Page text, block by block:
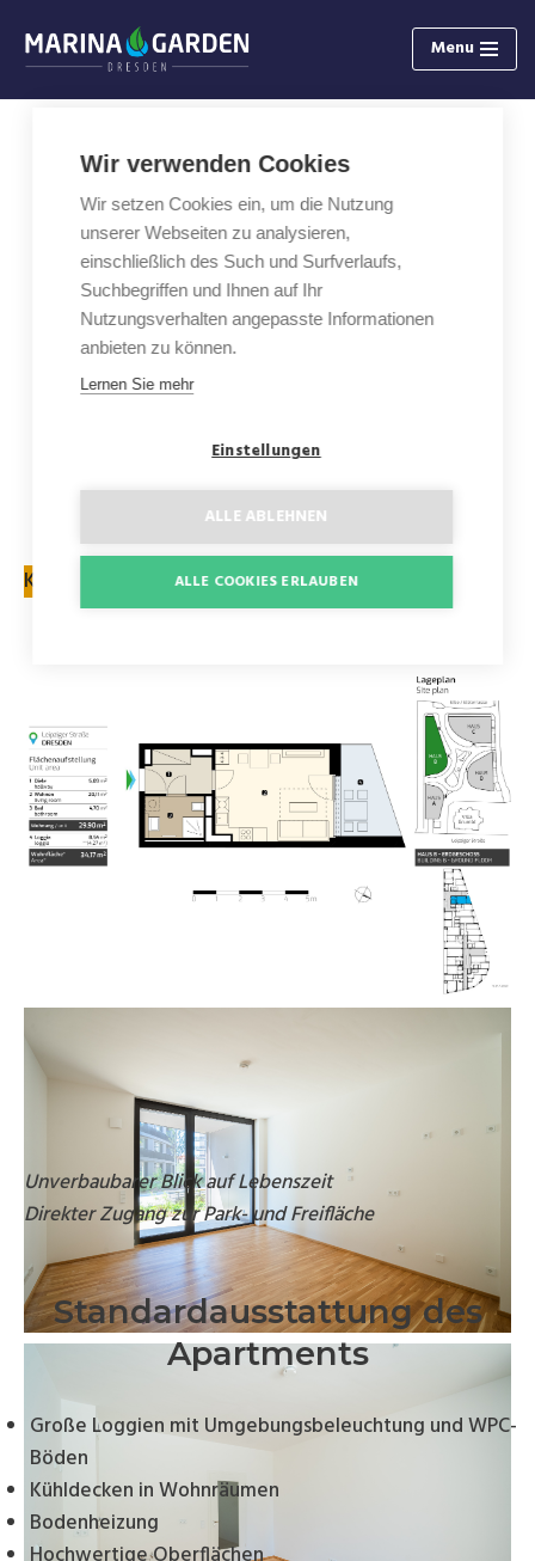
Zum
Inhalt
Menu
1-Zimmer Wohnung mit Loggia
B0.11
Fläche: 34,17 m²
Etage: EG
Loggia: 8,54 m²
KONTAKTFORMULAR
Unverbaubarer Blick auf Lebenszeit
Direkter Zugang zur Park- und Freifläche
Standardausstattung des
Apartments
Große Loggien mit Umgebungsbeleuchtung und WPC-
Böden
Kühldecken in Wohnräumen
Bodenheizung
Wir verwenden Cookies
Wir setzen Cookies ein, um die Nutzung
unserer Webseiten zu analysieren,
einschließlich des Such und Surfverlaufs,
Suchbegriffen und Ihnen auf Ihr
Nutzungsverhalten angepasste Informationen
anbieten zu können.
Lernen Sie mehr
Einstellungen
ALLE ABLEHNEN
ALLE COOKIES ERLAUBEN